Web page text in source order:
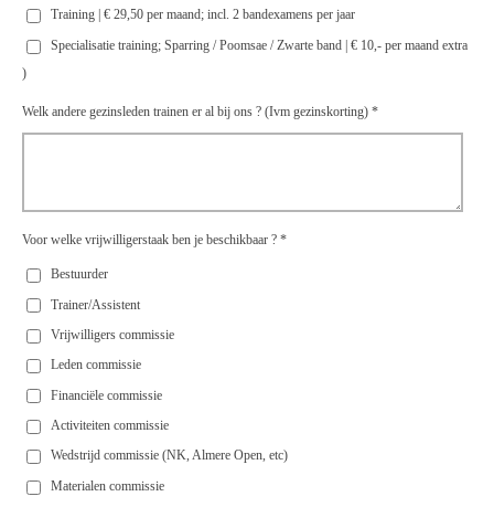
Training | € 29,50 per maand; incl. 2 bandexamens per jaar
Specialisatie training; Sparring / Poomsae / Zwarte band | € 10,- per maand extra
)
Welk andere gezinsleden trainen er al bij ons ? (Ivm gezinskorting) *
Voor welke vrijwilligerstaak ben je beschikbaar ? *
Bestuurder
Trainer/Assistent
Vrijwilligers commissie
Leden commissie
Financiële commissie
Activiteiten commissie
Wedstrijd commissie (NK, Almere Open, etc)
Materialen commissie